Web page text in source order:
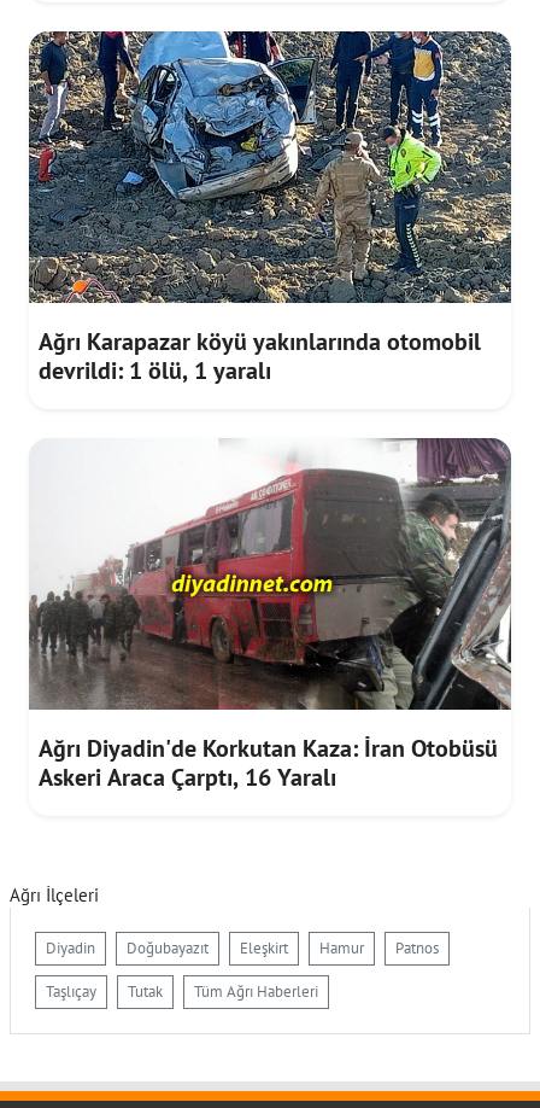
Ağrı Karapazar köyü yakınlarında otomobil
devrildi: 1 ölü, 1 yaralı
Ağrı Diyadin'de Korkutan Kaza: İran Otobüsü
Askeri Araca Çarptı, 16 Yaralı
Ağrı İlçeleri
Diyadin Doğubayazıt Eleşkirt Hamur Patnos
Taşlıçay Tutak Tüm Ağrı Haberleri